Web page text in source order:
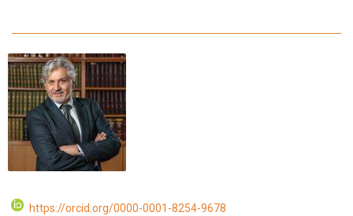
https://orcid.org/0000-0001-8254-9678